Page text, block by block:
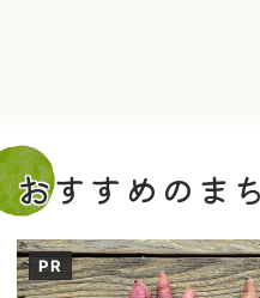
おすすめのまち
PR